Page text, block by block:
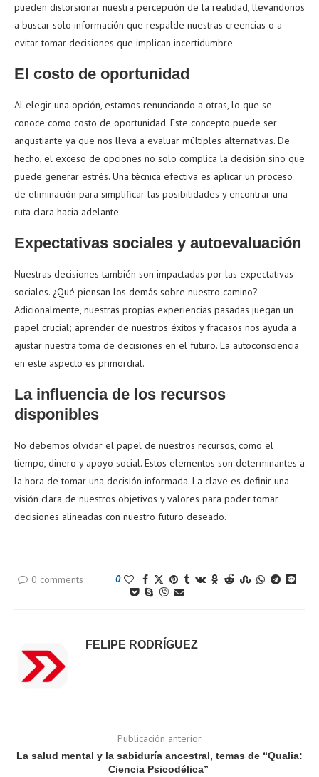
pueden distorsionar nuestra percepción de la realidad, llevándonos
a buscar solo información que respalde nuestras creencias o a
evitar tomar decisiones que implican incertidumbre.
El costo de oportunidad
Al elegir una opción, estamos renunciando a otras, lo que se
conoce como costo de oportunidad. Este concepto puede ser
angustiante ya que nos lleva a evaluar múltiples alternativas. De
hecho, el exceso de opciones no solo complica la decisión sino que
puede generar estrés. Una técnica efectiva es aplicar un proceso
de eliminación para simplificar las posibilidades y encontrar una
ruta clara hacia adelante.
Expectativas sociales y autoevaluación
Nuestras decisiones también son impactadas por las expectativas
sociales. ¿Qué piensan los demás sobre nuestro camino?
Adicionalmente, nuestras propias experiencias pasadas juegan un
papel crucial; aprender de nuestros éxitos y fracasos nos ayuda a
ajustar nuestra toma de decisiones en el futuro. La autoconsciencia
en este aspecto es primordial.
La influencia de los recursos
disponibles
No debemos olvidar el papel de nuestros recursos, como el
tiempo, dinero y apoyo social. Estos elementos son determinantes a
la hora de tomar una decisión informada. La clave es definir una
visión clara de nuestros objetivos y valores para poder tomar
decisiones alineadas con nuestro futuro deseado.
0 comments 0
FELIPE RODRÍGUEZ
Publicación anterior
La salud mental y la sabiduría ancestral, temas de “Qualia:
Ciencia Psicodélica”